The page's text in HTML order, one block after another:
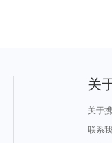
关
关于
联系